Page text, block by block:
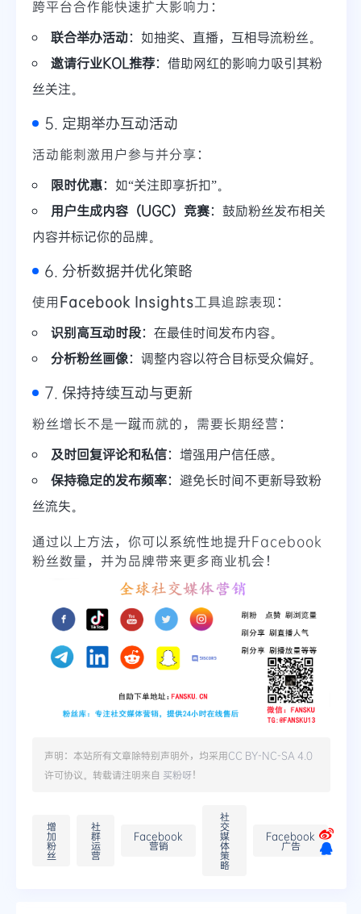
跨平台合作能快速扩大影响力：
联合举办活动：如抽奖、直播，互相导流粉丝。
邀请行业KOL推荐：借助网红的影响力吸引其粉
丝关注。
5. 定期举办互动活动
活动能刺激用户参与并分享：
限时优惠：如“关注即享折扣”。
用户生成内容（UGC）竞赛：鼓励粉丝发布相关
内容并标记你的品牌。
6. 分析数据并优化策略
使用Facebook Insights工具追踪表现：
识别高互动时段：在最佳时间发布内容。
分析粉丝画像：调整内容以符合目标受众偏好。
7. 保持持续互动与更新
粉丝增长不是一蹴而就的，需要长期经营：
及时回复评论和私信：增强用户信任感。
保持稳定的发布频率：避免长时间不更新导致粉
丝流失。
通过以上方法，你可以系统性地提升Facebook
粉丝数量，并为品牌带来更多商业机会！
声明：本站所有文章除特别声明外，均采用CC BY-NC-SA 4.0
许可协议。转载请注明来自 买粉呀！
增
加
粉
丝
社
群
运
营
Facebook
营销
社
交
媒
体
策
略
Facebook
广告